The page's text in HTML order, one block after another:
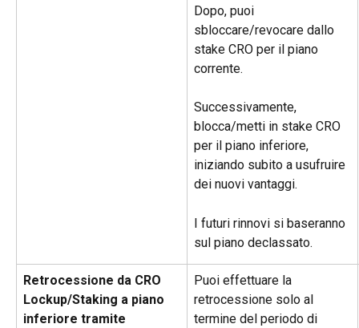
Dopo, puoi
sbloccare/revocare dallo
stake CRO per il piano
corrente.
Successivamente,
blocca/metti in stake CRO
per il piano inferiore,
iniziando subito a usufruire
dei nuovi vantaggi.
I futuri rinnovi si baseranno
sul piano declassato.
Retrocessione da CRO
Lockup/Staking a piano
inferiore tramite
Puoi effettuare la
retrocessione solo al
termine del periodo di